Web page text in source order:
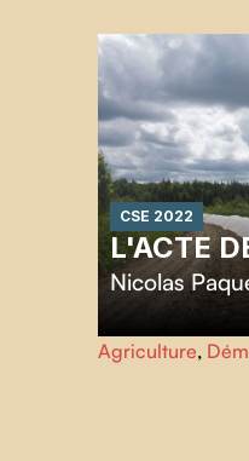
prospérité, sans
Nicolas Paquet
qui exclu les
CSE 2022
L'ACTE
Nicolas
Camouflée au
que l’on nomme
Agriculture,